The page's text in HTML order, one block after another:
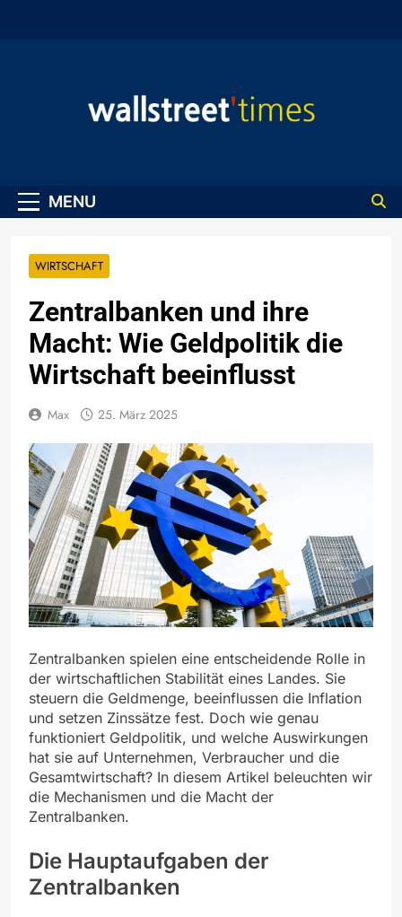
MENU
WIRTSCHAFT
Zentralbanken und ihre
Macht: Wie Geldpolitik die
Wirtschaft beeinflusst
Max 25. März 2025
Zentralbanken spielen eine entscheidende Rolle in
der wirtschaftlichen Stabilität eines Landes. Sie
steuern die Geldmenge, beeinflussen die Inflation
und setzen Zinssätze fest. Doch wie genau
funktioniert Geldpolitik, und welche Auswirkungen
hat sie auf Unternehmen, Verbraucher und die
Gesamtwirtschaft? In diesem Artikel beleuchten wir
die Mechanismen und die Macht der
Zentralbanken.
Die Hauptaufgaben der
Zentralbanken